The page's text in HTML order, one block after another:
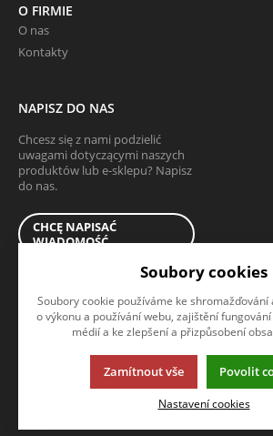
O FIRMIE
O nas
Kontakty
NAPISZ DO NAS
Chcesz się z nami podzielić
uwagami dotyczącymi naszych
produktów lub e-sklepu? Napisz
do nas.
CHCĘ NAPISAĆ
WIADOMOŚĆ
Ta strona używa plików cookies. Kliknij, żeby
© 2013-2026 tartshop.pl
K2 e-sklep - Pierwszy e-sklep, który poradzi
Soubory cookies
Soubory cookie používáme ke
o výkonu a používání webu, zajištění
médií a ke zlepšení a přizpůsobení
Zamítnout vše Povolit
Nastavení cookies